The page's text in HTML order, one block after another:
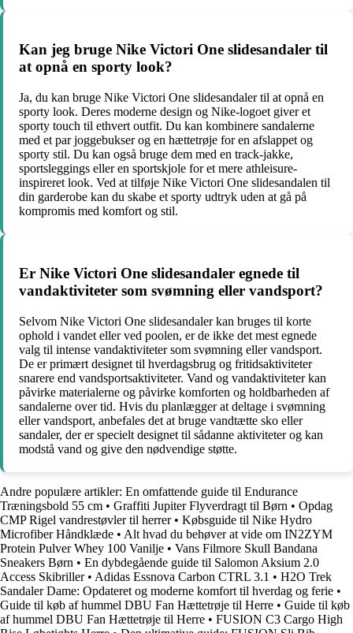
Kan jeg bruge Nike Victori One slidesandaler til
at opnå en sporty look?
Ja, du kan bruge Nike Victori One slidesandaler til at opnå en
sporty look. Deres moderne design og Nike-logoet giver et
sporty touch til ethvert outfit. Du kan kombinere sandalerne
med et par joggebukser og en hættetrøje for en afslappet og
sporty stil. Du kan også bruge dem med en track-jakke,
sportsleggings eller en sportskjole for et mere athleisure-
inspireret look. Ved at tilføje Nike Victori One slidesandalen til
din garderobe kan du skabe et sporty udtryk uden at gå på
kompromis med komfort og stil.
Er Nike Victori One slidesandaler egnede til
vandaktiviteter som svømning eller vandsport?
Selvom Nike Victori One slidesandaler kan bruges til korte
ophold i vandet eller ved poolen, er de ikke det mest egnede
valg til intense vandaktiviteter som svømning eller vandsport.
De er primært designet til hverdagsbrug og fritidsaktiviteter
snarere end vandsportsaktiviteter. Vand og vandaktiviteter kan
påvirke materialerne og påvirke komforten og holdbarheden af
sandalerne over tid. Hvis du planlægger at deltage i svømning
eller vandsport, anbefales det at bruge vandtætte sko eller
sandaler, der er specielt designet til sådanne aktiviteter og kan
modstå vand og give den nødvendige støtte.
Andre populære artikler: En omfattende guide til Endurance
Træningsbold 55 cm • Graffiti Jupiter Flyverdragt til Børn • Opdag
CMP Rigel vandrestøvler til herrer• Købsguide til Nike Hydro
Microfiber Håndklæde • Alt hvad du behøver at vide om IN2ZYM
Protein Pulver Whey 100 Vanilje • Vans Filmore Skull Bandana
Sneakers Børn • En dybdegående guide til Salomon Aksium 2.0
Access Skibriller• Adidas Essnova Carbon CTRL 3.1 • H2O Trek
Sandaler Dame: Opdateret og moderne komfort til hverdag og ferie •
Guide til køb af hummel DBU Fan Hættetrøje til Herre • Guide til køb
af hummel DBU Fan Hættetrøje til Herre • FUSION C3 Cargo High